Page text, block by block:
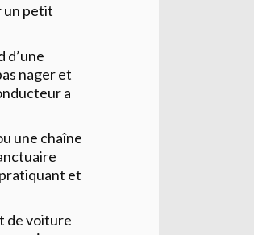
un petit
d’une
nager et
a
une chaîne
et
de voiture